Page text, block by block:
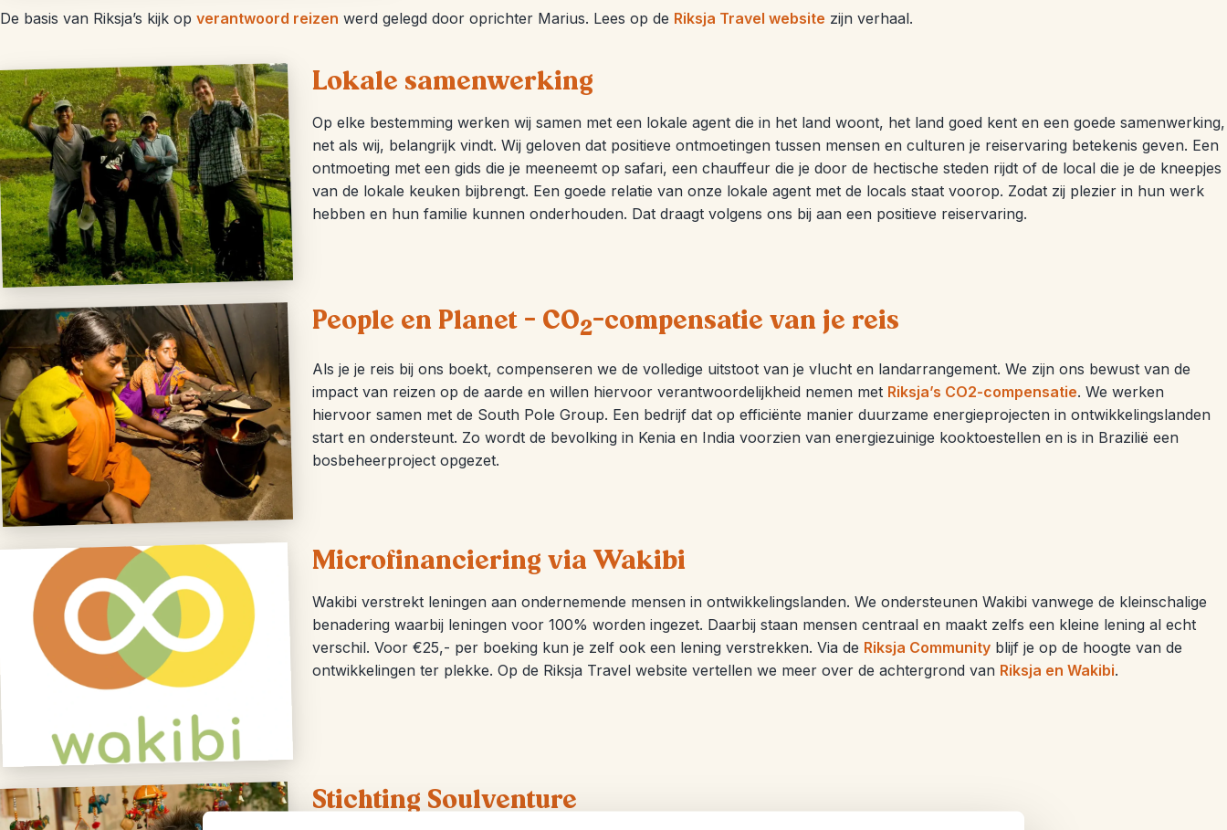
De basis van Riksja’s kijk op verantwoord reizen werd gelegd door oprichter Marius. Lees op de Riksja Travel website zijn verhaal.
Lokale samenwerking
Op elke bestemming werken wij samen met een lokale agent die in het land woont, het land goed kent en een goede samenwerking,
net als wij, belangrijk vindt. Wij geloven dat positieve ontmoetingen tussen mensen en culturen je reiservaring betekenis geven. Een
ontmoeting met een gids die je meeneemt op safari, een chauffeur die je door de hectische steden rijdt of de local die je de kneepjes
van de lokale keuken bijbrengt. Een goede relatie van onze lokale agent met de locals staat voorop. Zodat zij plezier in hun werk
hebben en hun familie kunnen onderhouden. Dat draagt volgens ons bij aan een positieve reiservaring.
People en Planet – CO2-compensatie van je reis
Als je je reis bij ons boekt, compenseren we de volledige uitstoot van je vlucht en landarrangement. We zijn ons bewust van de
impact van reizen op de aarde en willen hiervoor verantwoordelijkheid nemen met Riksja’s CO2-compensatie. We werken
hiervoor samen met de South Pole Group. Een bedrijf dat op efficiënte manier duurzame energieprojecten in ontwikkelingslanden
start en ondersteunt. Zo wordt de bevolking in Kenia en India voorzien van energiezuinige kooktoestellen en is in Brazilië een
bosbeheerproject opgezet.
Microfinanciering via Wakibi
Wakibi verstrekt leningen aan ondernemende mensen in ontwikkelingslanden. We ondersteunen Wakibi vanwege de kleinschalige
benadering waarbij leningen voor 100% worden ingezet. Daarbij staan mensen centraal en maakt zelfs een kleine lening al echt
verschil. Voor €25,- per boeking kun je zelf ook een lening verstrekken. Via de Riksja Community blijf je op de hoogte van de
ontwikkelingen ter plekke. Op de Riksja Travel website vertellen we meer over de achtergrond van Riksja en Wakibi.
Stichting Soulventure